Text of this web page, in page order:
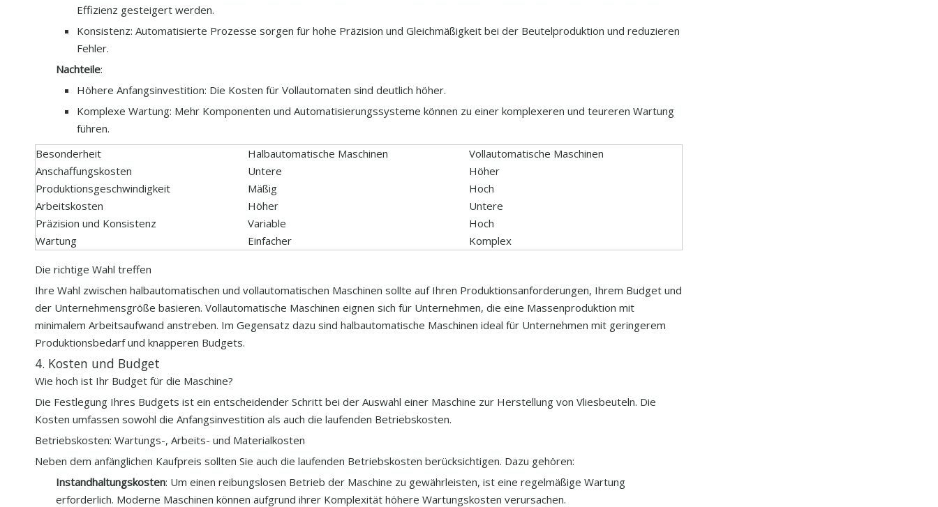
Effizienz gesteigert werden.
Konsistenz: Automatisierte Prozesse sorgen für hohe Präzision und Gleichmäßigkeit bei der Beutelproduktion und reduzieren
Fehler.
Nachteile:
Höhere Anfangsinvestition: Die Kosten für Vollautomaten sind deutlich höher.
Komplexe Wartung: Mehr Komponenten und Automatisierungssysteme können zu einer komplexeren und teureren Wartung
führen.
Besonderheit
Halbautomatische Maschinen
Vollautomatische Maschinen
Anschaffungskosten
Untere
Höher
Produktionsgeschwindigkeit
Mäßig
Hoch
Arbeitskosten
Höher
Untere
Präzision und Konsistenz
Variable
Hoch
Wartung
Einfacher Komplex
Die richtige Wahl treffen
Ihre Wahl zwischen halbautomatischen und vollautomatischen Maschinen sollte auf Ihren Produktionsanforderungen, Ihrem Budget und
der Unternehmensgröße basieren. Vollautomatische Maschinen eignen sich für Unternehmen, die eine Massenproduktion mit
minimalem Arbeitsaufwand anstreben. Im Gegensatz dazu sind halbautomatische Maschinen ideal für Unternehmen mit geringerem
Produktionsbedarf und knapperen Budgets.
4. Kosten und Budget
Wie hoch ist Ihr Budget für die Maschine?
Die Festlegung Ihres Budgets ist ein entscheidender Schritt bei der Auswahl einer Maschine zur Herstellung von Vliesbeuteln. Die
Kosten umfassen sowohl die Anfangsinvestition als auch die laufenden Betriebskosten.
Betriebskosten: Wartungs-, Arbeits- und Materialkosten
Neben dem anfänglichen Kaufpreis sollten Sie auch die laufenden Betriebskosten berücksichtigen. Dazu gehören:
Instandhaltungskosten: Um einen reibungslosen Betrieb der Maschine zu gewährleisten, ist eine regelmäßige Wartung
erforderlich. Moderne Maschinen können aufgrund ihrer Komplexität höhere Wartungskosten verursachen.